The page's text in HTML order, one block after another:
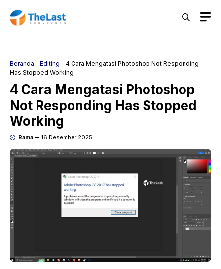
Beranda - Editing - 4 Cara Mengatasi Photoshop Not Responding
Has Stopped Working
4 Cara Mengatasi Photoshop
Not Responding Has Stopped
Working
Rama 16 Desember 2025